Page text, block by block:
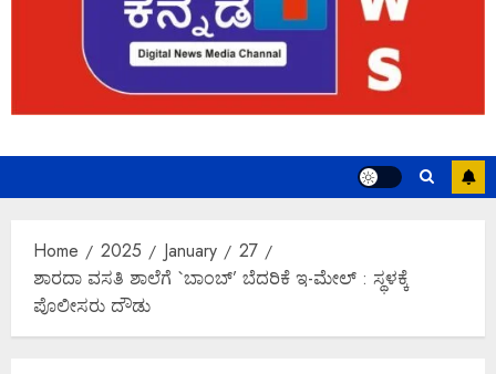
Home 2025 January
27
ಶಾರದಾ ವಸತಿ ಶಾಲೆಗೆ `ಬಾಂಬ್’ ಬೆದರಿಕೆ ಇ-ಮೇಲ್ : ಸ್ಥಳಕ್ಕೆ
ಪೊಲೀಸರು ದೌಡು